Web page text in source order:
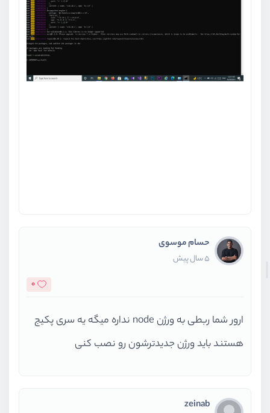
حسام موسوی
5 سال پیش
0
ارور شما ربطی به ورژن node نداره میگه یه سری پکیج
هستند باید ورژن جدیدترشون رو نصب کنی
zeinab